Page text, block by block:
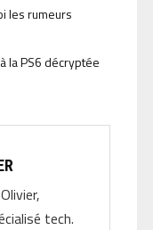
les rumeurs
la PS6 décryptée
tech.